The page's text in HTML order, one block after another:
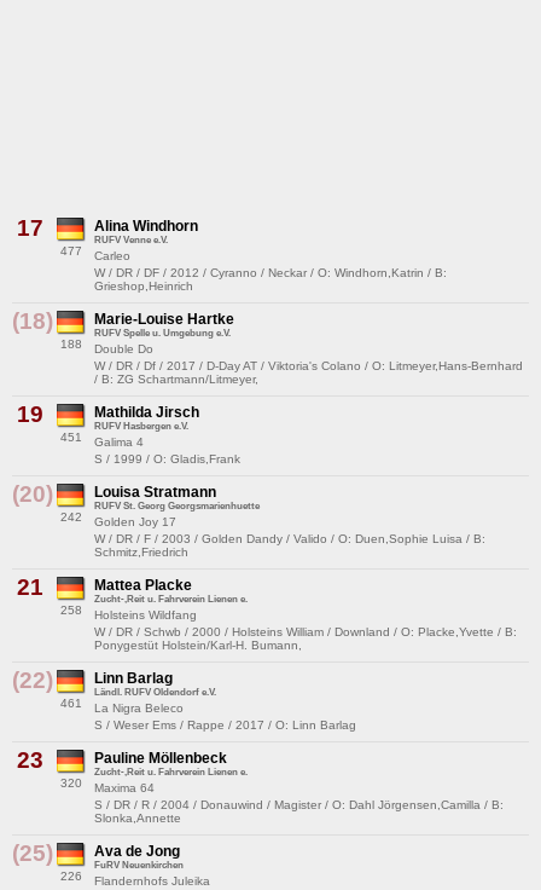
17
477
Alina Windhorn
RUFV Venne e.V.
Carleo
W / DR / DF / 2012 / Cyranno / Neckar / O: Windhorn,Katrin / B:
Grieshop,Heinrich
(18)
188
Marie-Louise Hartke
RUFV Spelle u. Umgebung e.V.
Double Do
W / DR / Df / 2017 / D-Day AT / Viktoria's Colano / O: Litmeyer,Hans-Bernhard
/ B: ZG Schartmann/Litmeyer,
19
451
Mathilda Jirsch
RUFV Hasbergen e.V.
Galima 4
S / 1999 / O: Gladis,Frank
(20)
242
Louisa Stratmann
RUFV St. Georg Georgsmarienhuette
Golden Joy 17
W / DR / F / 2003 / Golden Dandy / Valido / O: Duen,Sophie Luisa / B:
Schmitz,Friedrich
21
258
Mattea Placke
Zucht-,Reit u. Fahrverein Lienen e.
Holsteins Wildfang
W / DR / Schwb / 2000 / Holsteins William / Downland / O: Placke,Yvette / B:
Ponygestüt Holstein/Karl-H. Bumann,
(22)
461
Linn Barlag
Ländl. RUFV Oldendorf e.V.
La Nigra Beleco
S / Weser Ems / Rappe / 2017 / O: Linn Barlag
23
320
Pauline Möllenbeck
Zucht-,Reit u. Fahrverein Lienen e.
Maxima 64
S / DR / R / 2004 / Donauwind / Magister / O: Dahl Jörgensen,Camilla / B:
Slonka,Annette
(25)
226
Ava de Jong
FuRV Neuenkirchen
Flandernhofs Juleika